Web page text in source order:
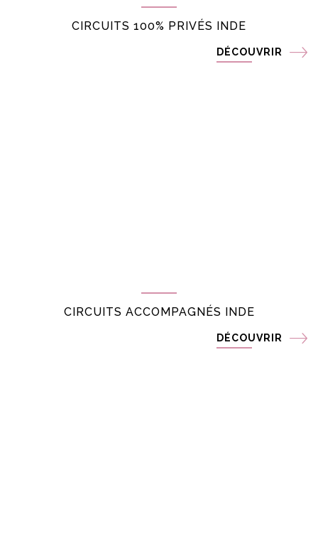
CIRCUITS 100% PRIVÉS INDE
DÉCOUVRIR
CIRCUITS ACCOMPAGNÉS INDE
DÉCOUVRIR